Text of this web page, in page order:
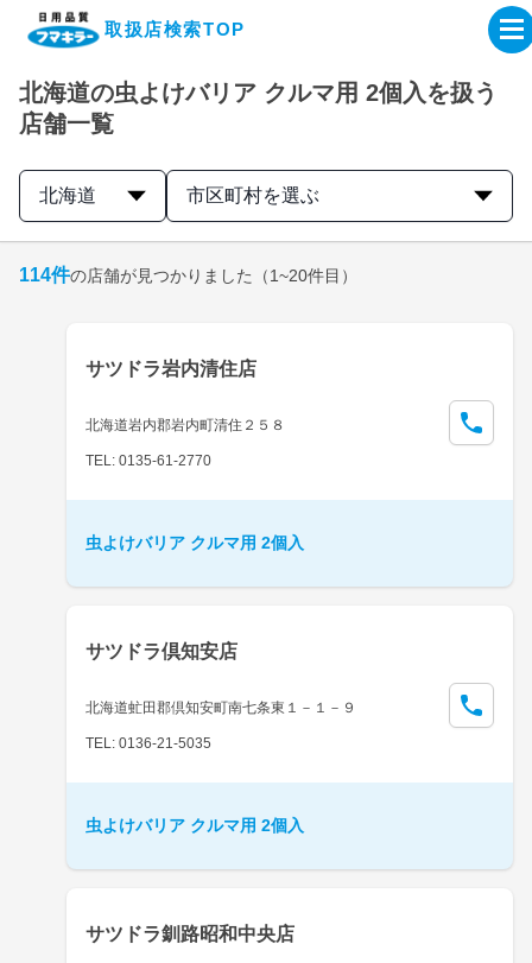
取扱店検索TOP
企業・IR情報サイト
製品情報サイト
取扱店検索はこちら
北海道の虫よけバリア クルマ用 2個入を扱う
店舗一覧
北海道 市区町村を選ぶ
114件の店舗が見つかりました （1~20件目）
サツドラ岩内清住店
北海道岩内郡岩内町清住２５８
TEL: 0135-61-2770
虫よけバリア クルマ用 2個入
サツドラ倶知安店
北海道虻田郡倶知安町南七条東１－１－９
TEL: 0136-21-5035
虫よけバリア クルマ用 2個入
サツドラ釧路昭和中央店